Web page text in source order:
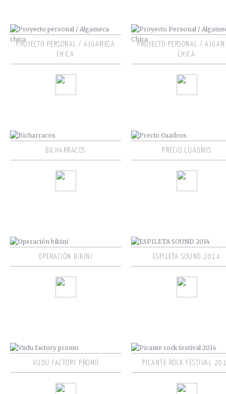
PROYECTO PERSONAL / ALGAMECA
CHICA
PROYECTO PERSONAL /
CHICA
BICHARRACOS PRECIO CUADROS
OPERACIÓN BIKINI ESPILETA SOUND 2014
VUDU FACTORY PROMO PICANTE ROCK FESTIVAL